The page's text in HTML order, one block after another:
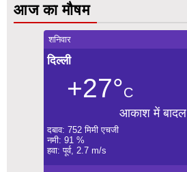
आज का मौषम
शनिवार
दिल्ली
+27°C
आकाश में बादल
दबाव: 752 मिमी एचजी
नमी: 91 %
हवा: पूर्व, 2.7 m/s